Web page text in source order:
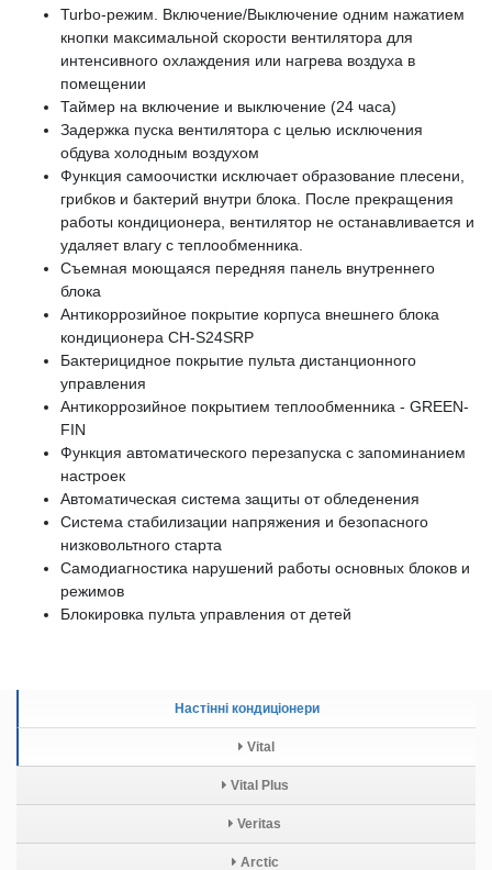
Настінні кондиціонери
Vital
Vital Plus
Veritas
Arctic
Turbo-режим. Включение/Выключение одним нажатием
кнопки максимальной скорости вентилятора для
интенсивного охлаждения или нагрева воздуха в
помещении
Таймер на включение и выключение (24 часа)
Задержка пуска вентилятора с целью исключения
обдува холодным воздухом
Функция самоочистки исключает образование плесени,
грибков и бактерий внутри блока. После прекращения
работы кондиционера, вентилятор не останавливается и
удаляет влагу с теплообменника.
Съемная моющаяся передняя панель внутреннего
блока
Антикоррозийное покрытие корпуса внешнего блока
кондиционера CH-S24SRP
Бактерицидное покрытие пульта дистанционного
управления
Антикоррозийное покрытием теплообменника - GREEN-
FIN
Функция автоматического перезапуска с запоминанием
настроек
Автоматическая система защиты от обледенения
Система стабилизации напряжения и безопасного
низковольтного старта
Самодиагностика нарушений работы основных блоков и
режимов
Блокировка пульта управления от детей